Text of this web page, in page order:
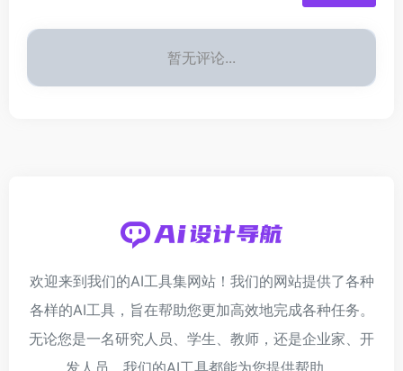
暂无评论...
欢迎来到我们的AI工具集网站！我们的网站提供了各种
各样的AI工具，旨在帮助您更加高效地完成各种任务。
无论您是一名研究人员、学生、教师，还是企业家、开